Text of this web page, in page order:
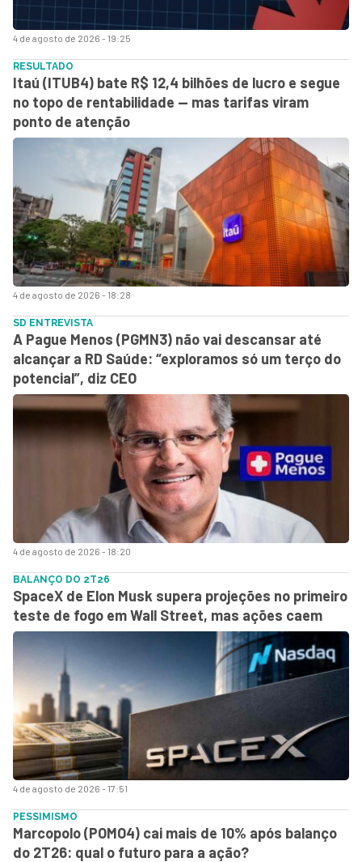
4 de agosto de 2026 - 19:25
4 de agosto de 2026 - 18:28
RESULTADO
Itaú (ITUB4) bate R$ 12,4 bilhões de lucro e segue
no topo de rentabilidade — mas tarifas viram
ponto de atenção
4 de agosto de 2026 - 18:20
SD ENTREVISTA
A Pague Menos (PGMN3) não vai descansar até
alcançar a RD Saúde: “exploramos só um terço do
potencial”, diz CEO
4 de agosto de 2026 - 17:51
BALANÇO DO 2T26
SpaceX de Elon Musk supera projeções no primeiro
teste de fogo em Wall Street, mas ações caem
PESSIMISMO
Marcopolo (POMO4) cai mais de 10% após balanço
do 2T26: qual o futuro para a ação?